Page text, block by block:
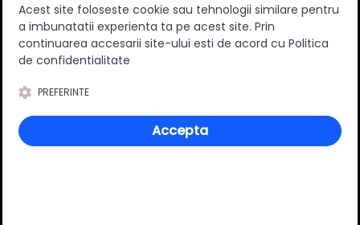
Deții sau ai utilizat produsul?
Spune-ți părerea acordând o nota produsului
Acest site foloseste cookie sau tehnologii similare pentru
a imbunatatii experienta ta pe acest site. Prin
continuarea accesarii site-ului esti de acord cu Politica
de confidentialitate
PREFERINTE
Accepta